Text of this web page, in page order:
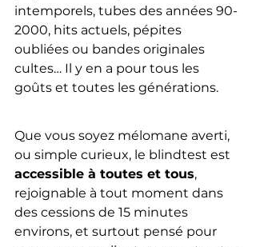
intemporels, tubes des années 90-
2000, hits actuels, pépites
oubliées ou bandes originales
cultes… Il y en a pour tous les
goûts et toutes les générations.
Que vous soyez mélomane averti,
ou simple curieux, le blindtest est
accessible à toutes et tous,
rejoignable à tout moment dans
des cessions de 15 minutes
environs, et surtout pensé pour